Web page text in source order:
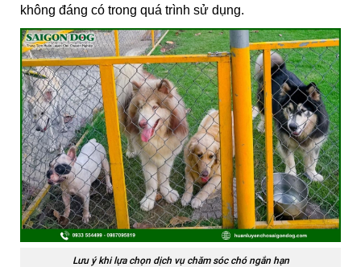
không đáng có trong quá trình sử dụng.
Lưu ý khi lựa chọn dịch vụ chăm sóc chó ngắn hạn